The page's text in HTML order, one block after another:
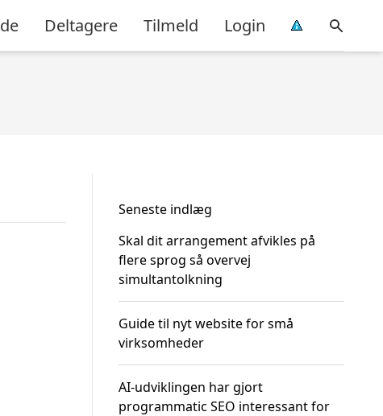
Deltagere Tilmeld Login
Seneste indlæg
Skal dit arrangement afvikles på
flere sprog så overvej
simultantolkning
Guide til nyt website for små
virksomheder
AI-udviklingen har gjort
programmatic SEO interessant for